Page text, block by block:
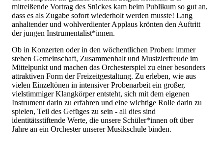
mitreißende Vortrag des Stückes kam beim Publikum so gut an,
dass es als Zugabe sofort wiederholt werden musste! Lang
anhaltender und wohlverdienter Applaus krönten den Auftritt
der jungen Instrumentalist*innen.
Ob in Konzerten oder in den wöchentlichen Proben: immer
stehen Gemeinschaft, Zusammenhalt und Musizierfreude im
Mittelpunkt und machen das Orchesterspiel zu einer besonders
attraktiven Form der Freizeitgestaltung. Zu erleben, wie aus
vielen Einzeltönen in intensiver Probenarbeit ein großer,
vielstimmiger Klangkörper entsteht, sich mit dem eigenen
Instrument darin zu erfahren und eine wichtige Rolle darin zu
spielen, Teil des Gefüges zu sein - all dies sind
identitätsstiftende Werte, die unsere Schüler*innen oft über
Jahre an ein Orchester unserer Musikschule binden.